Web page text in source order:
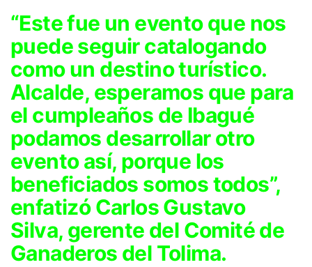
“Este fue un evento que nos
puede seguir catalogando
como un destino turístico.
Alcalde, esperamos que para
el cumpleaños de Ibagué
podamos desarrollar otro
evento así, porque los
beneficiados somos todos”,
enfatizó Carlos Gustavo
Silva, gerente del Comité de
Ganaderos del Tolima.